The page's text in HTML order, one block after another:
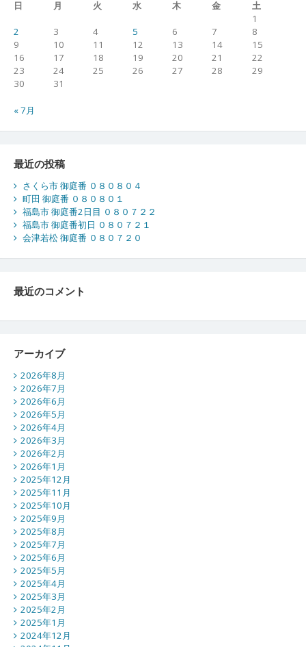
日 月 火 水 木 金
土
1
2
3 4 5 6 7
8
9
10 11 12 13 14
15
16
17 18 19 20 21
22
23
24 25 26 27 28
29
30
31
« 7月
最近の投稿
さくら市 御庭番 ０８０８０４
町田 御庭番 ０８０８０１
福島市 御庭番2日目 ０８０７２２
福島市 御庭番初日 ０８０７２１
会津若松 御庭番 ０８０７２０
最近のコメント
アーカイブ
2026年8月
2026年7月
2026年6月
2026年5月
2026年4月
2026年3月
2026年2月
2026年1月
2025年12月
2025年11月
2025年10月
2025年9月
2025年8月
2025年7月
2025年6月
2025年5月
2025年4月
2025年3月
2025年2月
2025年1月
2024年12月